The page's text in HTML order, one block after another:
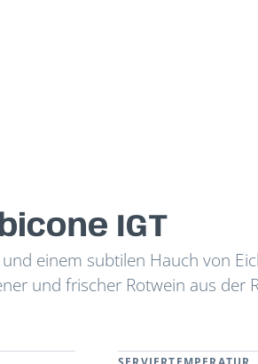
IGT
einem subtilen Hauch von
und frischer Rotwein aus der